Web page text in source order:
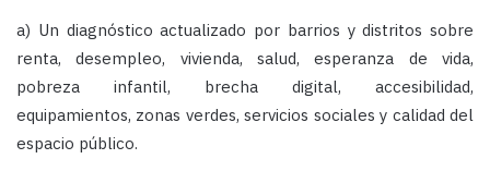
a) Un diagnóstico actualizado por barrios y distritos sobre
renta, desempleo, vivienda, salud, esperanza de vida,
pobreza infantil, brecha digital, accesibilidad,
equipamientos, zonas verdes, servicios sociales y calidad del
espacio público.